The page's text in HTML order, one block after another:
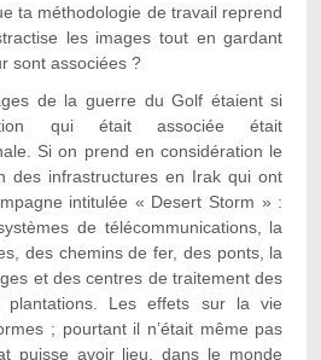
ta méthodologie de travail reprend
les images tout en gardant
sont associées ?
de la guerre du Golf étaient si
qui était associée était
Si on prend en considération le
des infrastructures en Irak qui ont
intitulée « Desert Storm » :
de télécommunications, la
des chemins de fer, des ponts, la
et des centres de traitement des
Les effets sur la vie
; pourtant il n’était même pas
puisse avoir lieu, dans le monde